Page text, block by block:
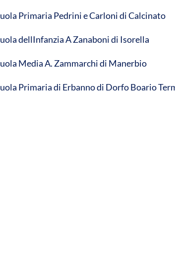
Primaria Pedrini e Carloni di Calcinato
dellInfanzia A Zanaboni di Isorella
Media A. Zammarchi di Manerbio
Primaria di Erbanno di Dorfo Boario